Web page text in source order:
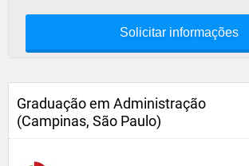
Solicitar informações
Graduação em Administração
(Campinas, São Paulo)